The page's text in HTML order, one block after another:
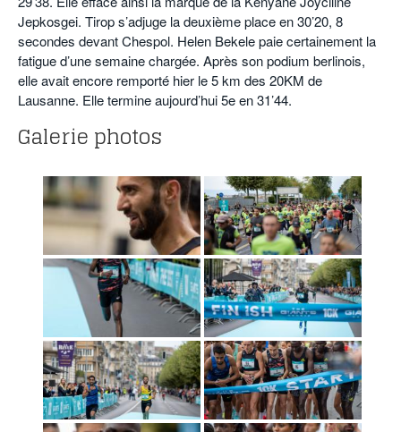
Jepkosgei. Tirop s’adjuge la deuxième place en 30’20, 8
secondes devant Chespol. Helen Bekele paie certainement la
fatigue d’une semaine chargée. Après son podium berlinois,
elle avait encore remporté hier le 5 km des 20KM de
Lausanne. Elle termine aujourd’hui 5e en 31’44.
Galerie photos